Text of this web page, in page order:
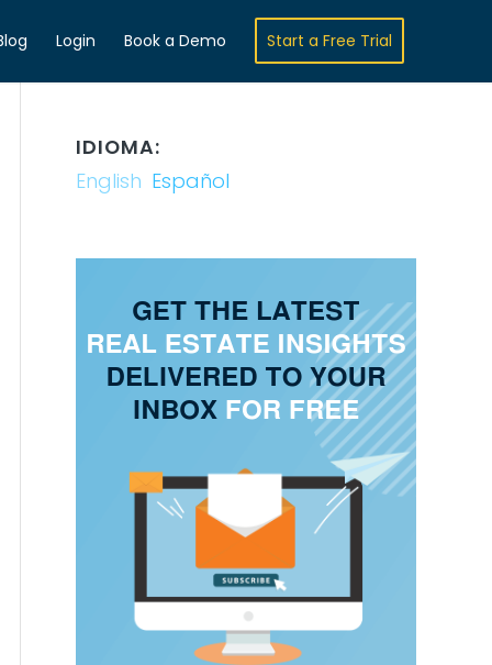
Login Book a Demo Start a Free Trial
IDIOMA:
English Español